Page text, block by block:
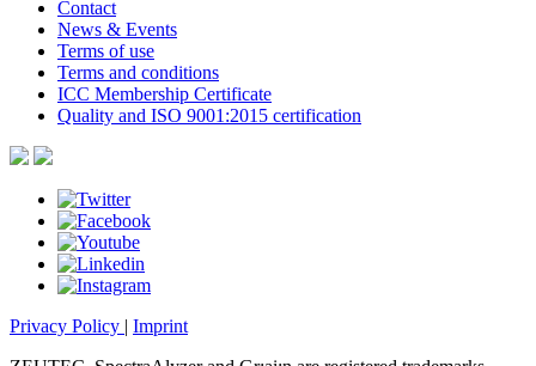
Contact
News & Events
Terms of use
Terms and conditions
ICC Membership Certificate
Quality and ISO 9001:2015 certification
Privacy Policy | Imprint